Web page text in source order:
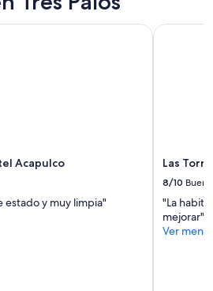
Acapulco
estado y muy limpia"
Acapulco
Las
8/10 Bueno
"La
mejorar"
Ver
Las